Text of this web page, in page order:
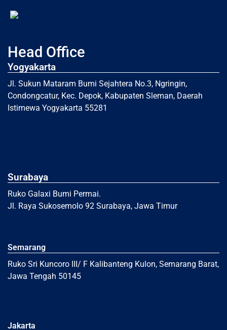
Head Office
Yogyakarta
Jl. Sukun Mataram Bumi Sejahtera No.3, Ngringin,
Condongcatur, Kec. Depok, Kabupaten Sleman, Daerah
Istimewa Yogyakarta 55281
Surabaya
Ruko Galaxi Bumi Permai.
Jl. Raya Sukosemolo 92 Surabaya, Jawa Timur
Semarang
Ruko Sri Kuncoro III/ F Kalibanteng Kulon, Semarang Barat,
Jawa Tengah 50145
Jakarta